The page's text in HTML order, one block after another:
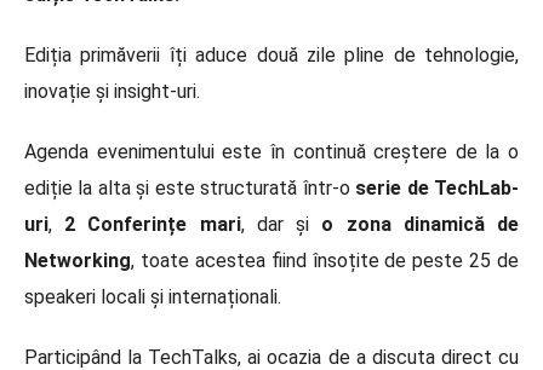
Ediția primăverii îți aduce două zile pline de tehnologie,
inovație și insight-uri.
Agenda evenimentului este în continuă creștere de la o
ediție la alta și este structurată într-o serie de TechLab-
uri, 2 Conferințe mari, dar și o zona dinamică de
Networking, toate acestea fiind însoțite de peste 25 de
speakeri locali și internaționali.
Participând la TechTalks, ai ocazia de a discuta direct cu